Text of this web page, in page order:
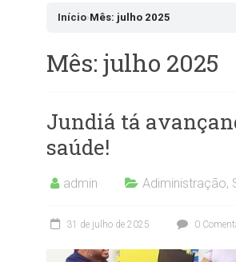
Início›Mês: julho 2025
Mês: julho 2025
Jundiá tá
saúde!
admin Adiministração,
31 de julho de 2025 0